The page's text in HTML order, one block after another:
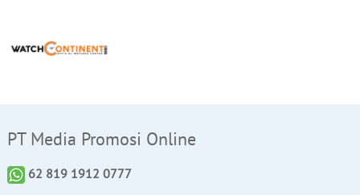
PT Media Promosi Online
62 819 1912 0777